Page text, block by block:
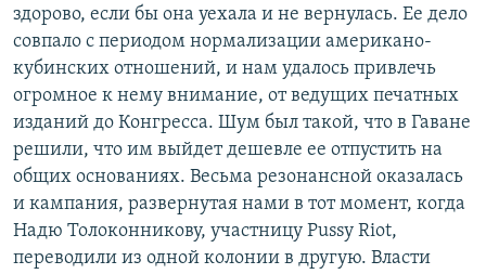
здорово, если бы она уехала и не вернулась. Ее дело
совпало с периодом нормализации американо-
кубинских отношений, и нам удалось привлечь
огромное к нему внимание, от ведущих печатных
изданий до Конгресса. Шум был такой, что в Гаване
решили, что им выйдет дешевле ее отпустить на
общих основаниях. Весьма резонансной оказалась
и кампания, развернутая нами в тот момент, когда
Надю Толоконникову, участницу Pussy Riot,
переводили из одной колонии в другую. Власти